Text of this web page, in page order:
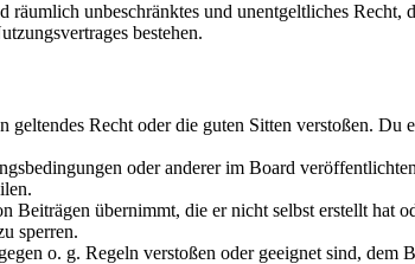
unbeschränktes und unentgeltliches Recht,
bestehen.
Recht oder die guten Sitten verstoßen. Du
oder anderer im Board
übernimmt, die er nicht selbst erstellt hat
sperren.
o. g. Regeln verstoßen oder geeignet sind, dem